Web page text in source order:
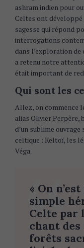
ashram indien pour
Celtes ont développé
sagesse qui répond
interrogations
dans l’exploration de
a retenu notre
était important de
Qui sont les
Allez, on commence
alias Olivier Perpère,
d’un sublime
celtique : Keltoï, les
Véga.
« On
simple
Celte par
chant des
forêts